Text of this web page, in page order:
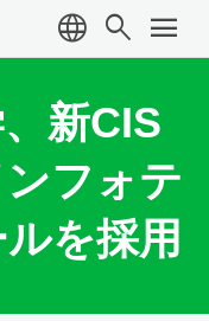
language search menu
新CIS
フォテ
を採用